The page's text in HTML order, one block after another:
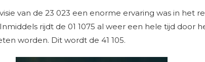
van de 23 023 een enorme ervaring was in het
rijdt de 01 1075 al weer een hele tijd door
worden. Dit wordt de 41 105.